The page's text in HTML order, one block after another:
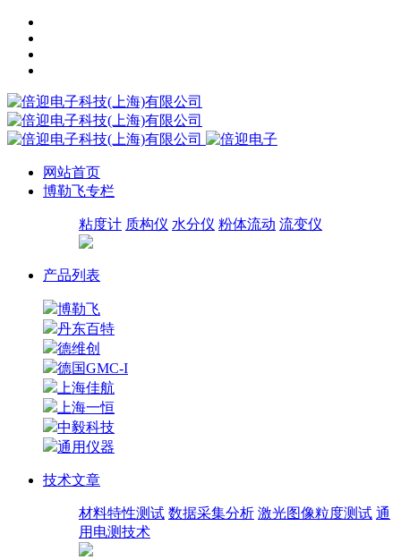
网站首页
博勒飞专栏
粘度计 质构仪 水分仪 粉体流动 流变仪
产品列表
博勒飞
丹东百特
德维创
德国GMC-I
上海佳航
上海一恒
中毅科技
通用仪器
技术文章
材料特性测试 数据采集分析 激光图像粒度测试 通
用电测技术